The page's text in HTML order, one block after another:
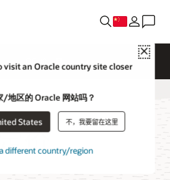
Close
visit an Oracle country site closer
/地区的 Oracle 网站吗？
States 不，我要留在这里
different country/region
OCI 价目表
价